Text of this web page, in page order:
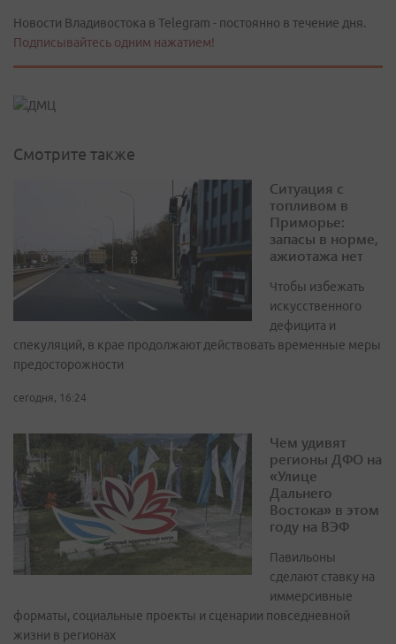
Новости Владивостока в Telegram - постоянно в течение дня.
Подписывайтесь одним нажатием!
Смотрите также
Ситуация с
топливом в
Приморье:
запасы в норме,
ажиотажа нет
Чтобы избежать
искусственного
дефицита и
спекуляций, в крае продолжают действовать временные меры
предосторожности
сегодня, 16:24
Чем удивят
регионы ДФО на
«Улице
Дальнего
Востока» в этом
году на ВЭФ
Павильоны
сделают ставку на
иммерсивные
форматы, социальные проекты и сценарии повседневной
жизни в регионах